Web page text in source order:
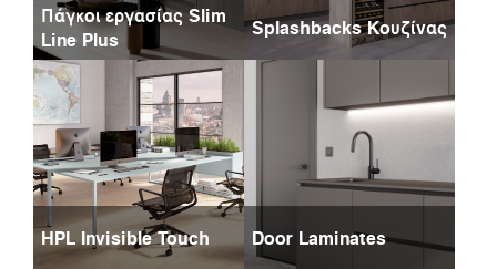
Πάγκοι εργασίας Slim
Line Plus
Splashbacks Κουζίνας
HPL Invisible Touch Door Laminates